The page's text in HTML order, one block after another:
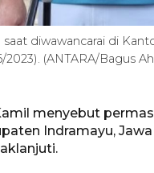
diwawancarai di
(ANTARA/Bagus
menyebut
Indramayu,